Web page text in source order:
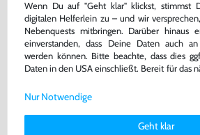
Original Nintendo Docking
Station / Ladestation / Charging
gebraucht
jetzt nur3,60 €
USB
Wenn Du auf "Geht klar" klickst, stimmst
digitalen Helferlein zu – und wir
Nebenquests mitbringen. Darüber hinaus
einverstanden, dass Deine Daten auch
werden können. Bitte beachte, dass dies
Daten in den USA einschließt. Bereit für das
Weitere Informationen zu den von uns
Deinen Rechten als Nutzer findest Du
Impressum.
Geht klar
Nur Notwendige